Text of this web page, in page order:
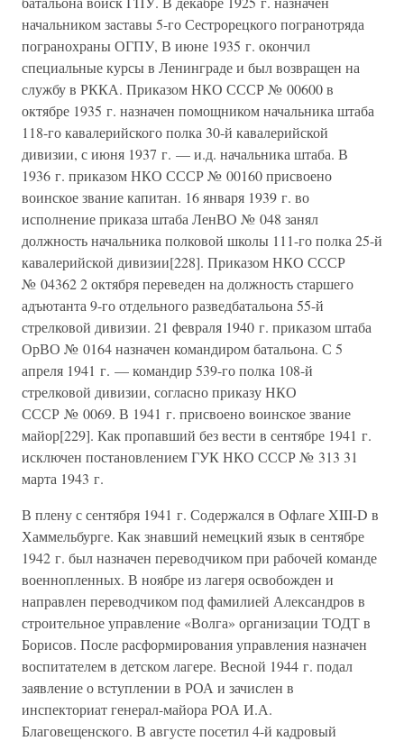
начальником заставы 5-го Сестрорецкого погранотряда
погранохраны ОГПУ, В июне 1935 г. окончил
специальные курсы в Ленинграде и был возвращен на
службу в РККА. Приказом НКО СССР № 00600 в
октябре 1935 г. назначен помощником начальника штаба
118-го кавалерийского полка 30-й кавалерийской
дивизии, с июня 1937 г. — и.д. начальника штаба. В
1936 г. приказом НКО СССР № 00160 присвоено
воинское звание капитан. 16 января 1939 г. во
исполнение приказа штаба ЛенВО № 048 занял
должность начальника полковой школы 111-го полка 25-й
кавалерийской дивизии[228]. Приказом НКО СССР
№ 04362 2 октября переведен на должность старшего
адъютанта 9-го отдельного разведбатальона 55-й
стрелковой дивизии. 21 февраля 1940 г. приказом штаба
ОрВО № 0164 назначен командиром батальона. С 5
апреля 1941 г. — командир 539-го полка 108-й
стрелковой дивизии, согласно приказу НКО
СССР № 0069. В 1941 г. присвоено воинское звание
майор[229]. Как пропавший без вести в сентябре 1941 г.
исключен постановлением ГУК НКО СССР № 313 31
марта 1943 г.
В плену с сентября 1941 г. Содержался в Офлаге XIII-D в
Хаммельбурге. Как знавший немецкий язык в сентябре
1942 г. был назначен переводчиком при рабочей команде
военнопленных. В ноябре из лагеря освобожден и
направлен переводчиком под фамилией Александров в
строительное управление «Волга» организации ТОДТ в
Борисов. После расформирования управления назначен
воспитателем в детском лагере. Весной 1944 г. подал
заявление о вступлении в РОА и зачислен в
инспекториат генерал-майора РОА И.А.
Благовещенского. В августе посетил 4-й кадровый